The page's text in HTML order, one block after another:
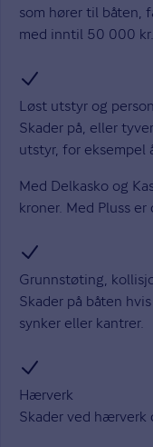
som hører til båten,
med inntil 50 000 kr.
Løst utstyr og
Skader på, eller
utstyr, for eksempel
Med Delkasko og
kroner. Med Pluss
Grunnstøting,
Skader på båten
synker eller kantrer.
Hærverk
Skader ved hærverk